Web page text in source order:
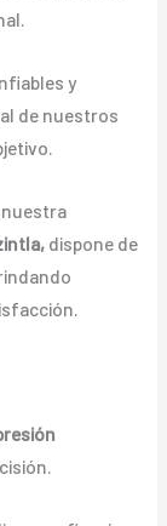
y
de nuestros
dispone de